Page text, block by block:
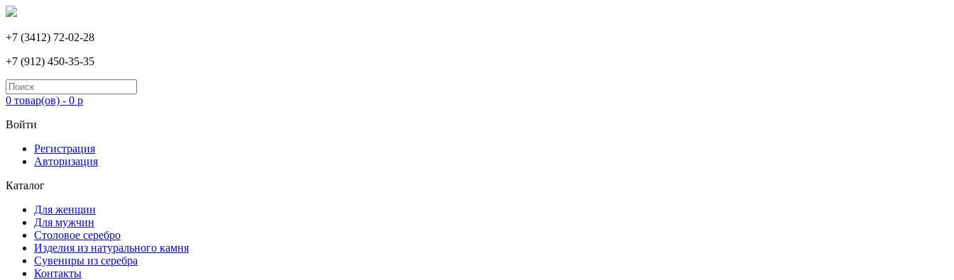
+7 (3412) 72-02-28
+7 (912) 450-35-35
0 товар(ов) - 0 р
Войти
Регистрация
Авторизация
Каталог
Для женщин
Для мужчин
Столовое серебро
Изделия из натурального камня
Сувениры из серебра
Контакты